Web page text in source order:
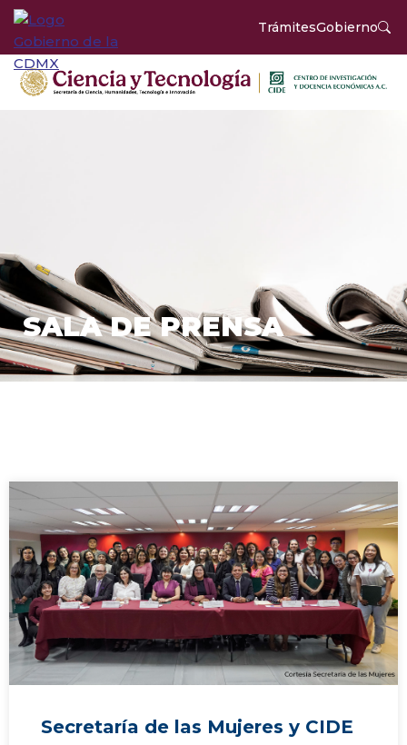
TrámitesGobierno
SALA DE PRENSA
Secretaría de las Mujeres y CIDE